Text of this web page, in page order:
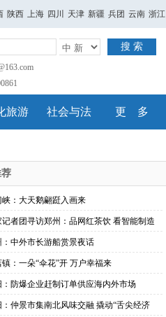
陕西 上海 四川 天津 新疆 兵团 云南 浙江
搜 索
旅游 社会与法 更 多
峡：大天鹅翩跹入画来
者团寻访郑州：品网红茶饮 看智能制造
：中外市长游船赏景夜话
：一朵“伞花”开 万户幸福来
：防爆企业赶制订单供应海内外市场
仲景市集南北风味交融 撬动“舌尖经济